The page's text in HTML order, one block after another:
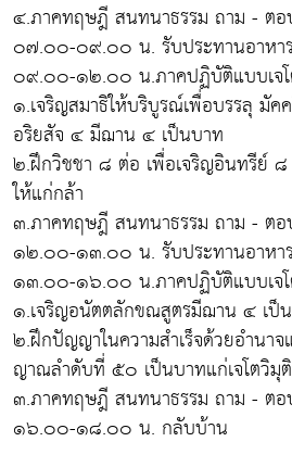
๔.ภาคทฤษฎี สนทนาธรรม ถาม - ต
๐๗.๐๐-๐๙.๐๐ น. รับประทานอาหา
๐๙.๐๐-๑๒.๐๐ น.ภาคปฏิบัติแบบเจ
๑.เจริญสมาธิให้บริบูรณ์เพื่อบรรลุ มัค
อริยสัจ ๔ มีฌาน ๔ เป็นบาท
๒.ฝึกวิชชา ๘ ต่อ เพื่อเจริญอินทรีย์
ให้แก่กล้า
๓.ภาคทฤษฎี สนทนาธรรม ถาม - ต
๑๒.๐๐-๑๓.๐๐ น. รับประทานอาหา
๑๓.๐๐-๑๖.๐๐ น.ภาคปฏิบัติแบบเจ
๑.เจริญอนัตตลักขณสูตรมีฌาน ๔ เป็
๒.ฝึกปัญญาในความสำเร็จด้วยอำนา
ญาณลำดับที่ ๕๐ เป็นบาทแก่เจโตวิมุติ
๓.ภาคทฤษฎี สนทนาธรรม ถาม - ต
๑๖.๐๐-๑๘.๐๐ น. กลับบ้าน